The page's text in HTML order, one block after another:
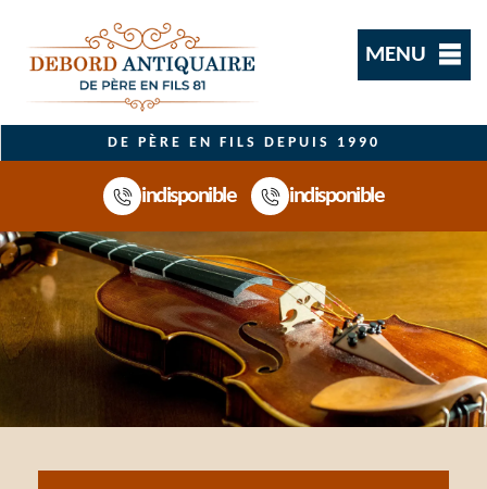
MENU
DE PÈRE EN FILS DEPUIS 1990
indisponible indisponible